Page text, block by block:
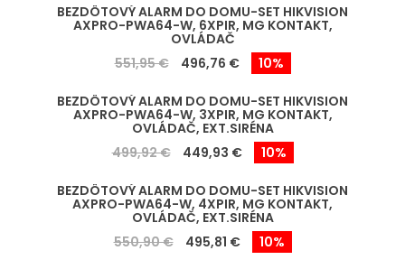
BEZDÔTOVÝ ALARM DO DOMU-SET HIKVISION
AXPRO-PWA64-W, 6XPIR, MG KONTAKT,
OVLÁDAČ
551,95 €
496,76 € 10%
BEZDÔTOVÝ ALARM DO DOMU-SET HIKVISION
AXPRO-PWA64-W, 3XPIR, MG KONTAKT,
OVLÁDAČ, EXT.SIRÉNA
499,92 €
449,93 € 10%
BEZDÔTOVÝ ALARM DO DOMU-SET HIKVISION
AXPRO-PWA64-W, 4XPIR, MG KONTAKT,
OVLÁDAČ, EXT.SIRÉNA
550,90 €
495,81 € 10%